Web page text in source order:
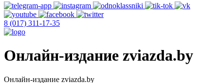
8 (017) 311-17-35
Онлайн-издание zviazda.by
Онлайн-издание zviazda.by